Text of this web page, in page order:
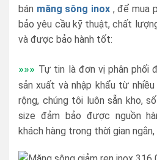
bán măng sông inox , để mua
bảo yêu cầu kỹ thuật, chất
và được bảo hành tốt:
»»» Tự tin là đơn vị phân phối
sản xuất và nhập khẩu từ
rộng, chúng tôi luôn sẵn kho,
size đảm bảo được nguồn
khách hàng trong thời gian